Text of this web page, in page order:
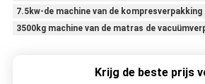
7.5kw-de machine van de kompresverpakking
3500kg machine van de matras de
Krijg de beste prijs